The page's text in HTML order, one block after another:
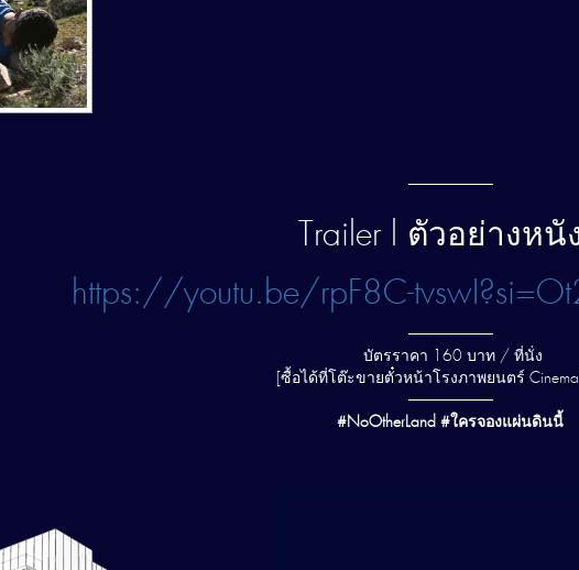
—————–
Trailer l ตัวอย่างหนั
https://youtu.be/rpF8C-
—————–
บัตรราคา 160 บาท / ที่นั่ง
[ซื้อได้ที่โต๊ะขายตั๋วหน้าโรงภาพยนตร์ Cinema
—————–
#NoOtherLand #ใครจองแผ่นดินนี้